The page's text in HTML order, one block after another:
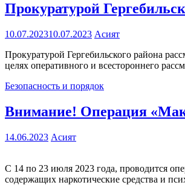
Прокуратурой
10.07.202310.07.2023 Асият
Прокуратурой Гергебильского района
целях оперативного и всестороннего
Безопасность и порядок
Внимание! Операция
14.06.2023 Асият
С 14 по 23 июля 2023 года, проводится
содержащих наркотические средства и